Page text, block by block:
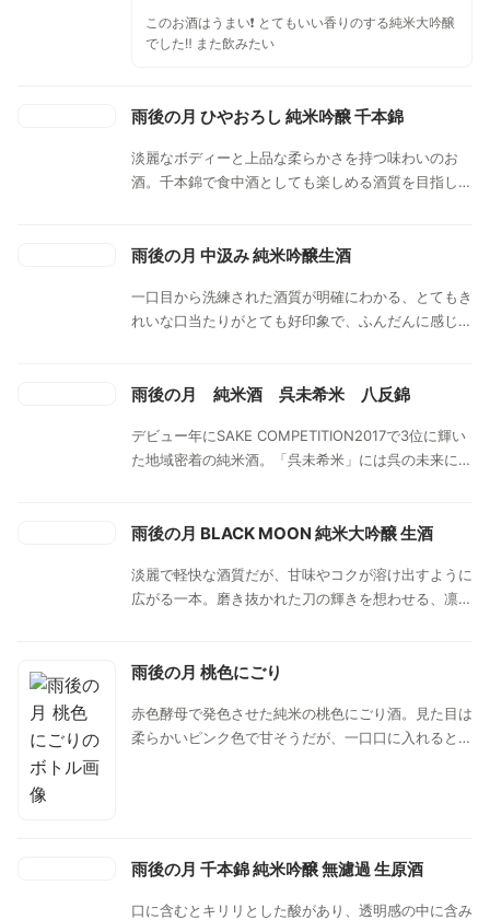
このお酒はうまい❗️ とてもいい香りのする純米大吟醸
でした‼️ また飲みたい
雨後の月 ひやおろし 純米吟醸 千本錦
淡麗なボディーと上品な柔らかさを持つ味わいのお
酒。千本錦で食中酒としても楽しめる酒質を目指し、
しい味わいのお酒。柔らかで優しい味わいは日本酒を
る。
雨後の月 中汲み 純米吟醸生酒
一口目から洗練された酒質が明確にわかる、とてもき
れいな口当たりがとても好印象で、ふんだんに感じら
る、軽快な切れ味をラストに持つお酒。
雨後の月 純米酒 呉未希米 八反錦
デビュー年にSAKE COMPETITION2017で3位に輝い
た地域密着の純米酒。「呉未希米」には呉の未来に希
雨後の月 BLACK MOON 純米大吟醸 生酒
淡麗で軽快な酒質だが、甘味やコクが溶け出すように
広がる一本。磨き抜かれた刀の輝きを想わせる、凛と
雨後の月 桃色にごり
赤色酵母で発色させた純米の桃色にごり酒。見た目は
柔らかいピンク色で甘そうだが、一口口に入れると酸
か。
雨後の月 千本錦 純米吟醸 無濾過 生原酒
口に含むとキリリとした酸があり、透明感の中に含み